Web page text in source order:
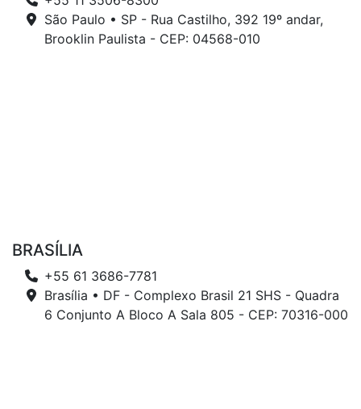
São Paulo • SP - Rua Castilho, 392 19º andar,
Brooklin Paulista - CEP: 04568-010
BRASÍLIA
+55 61 3686-7781
Brasília • DF - Complexo Brasil 21 SHS - Quadra
6 Conjunto A Bloco A Sala 805 - CEP: 70316-000